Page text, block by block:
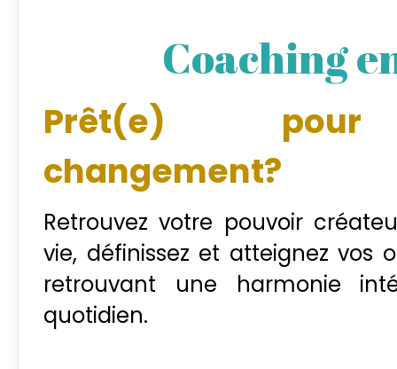
Coaching
Prêt(e)
changement?
Retrouvez votre pouvoir
vie, définissez et atteignez vos
retrouvant une harmonie
quotidien.